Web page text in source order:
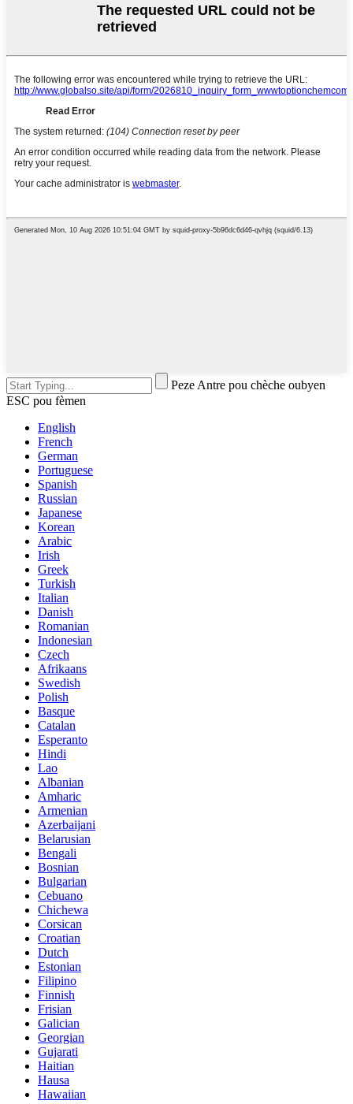
Peze Antre pou chèche oubyen
ESC pou fèmen
English
French
German
Portuguese
Spanish
Russian
Japanese
Korean
Arabic
Irish
Greek
Turkish
Italian
Danish
Romanian
Indonesian
Czech
Afrikaans
Swedish
Polish
Basque
Catalan
Esperanto
Hindi
Lao
Albanian
Amharic
Armenian
Azerbaijani
Belarusian
Bengali
Bosnian
Bulgarian
Cebuano
Chichewa
Corsican
Croatian
Dutch
Estonian
Filipino
Finnish
Frisian
Galician
Georgian
Gujarati
Haitian
Hausa
Hawaiian